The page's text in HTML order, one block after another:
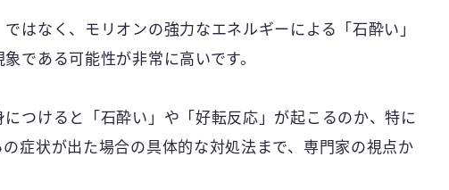
はなく、モリオンの強力なエネルギーによる「石酔い」
である可能性が非常に高いです。
つけると「石酔い」や「好転反応」が起こるのか、特に
の症状が出た場合の具体的な対処法まで、専門家の視点か